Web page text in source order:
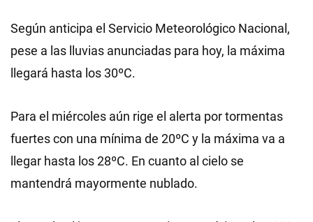
Según anticipa el Servicio Meteorológico Nacional,
pese a las lluvias anunciadas para hoy, la máxima
llegará hasta los 30ºC.
Para el miércoles aún rige el alerta por tormentas
fuertes con una mínima de 20ºC y la máxima va a
llegar hasta los 28ºC. En cuanto al cielo se
mantendrá mayormente nublado.